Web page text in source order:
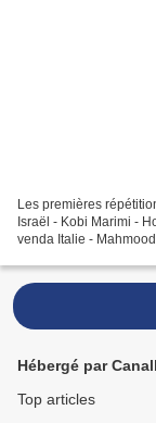
Les premières
Israël - Kobi Marimi -
venda Italie -
Hébergé par
Top articles